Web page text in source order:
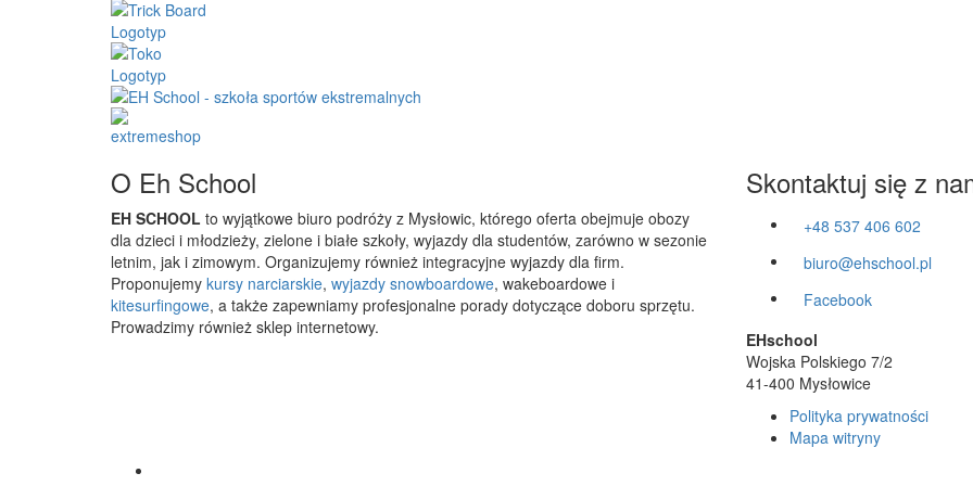
O Eh School
EH SCHOOL to wyjątkowe biuro podróży z Mysłowic, którego oferta obejmuje obozy
dla dzieci i młodzieży, zielone i białe szkoły, wyjazdy dla studentów, zarówno w sezonie
letnim, jak i zimowym. Organizujemy również integracyjne wyjazdy dla firm.
Proponujemy kursy narciarskie, wyjazdy snowboardowe, wakeboardowe i
kitesurfingowe, a także zapewniamy profesjonalne porady dotyczące doboru sprzętu.
Prowadzimy również sklep internetowy.
Skontaktuj się z
+48 537 406 602
biuro@ehschool.pl
Facebook
EHschool
Wojska Polskiego 7/2
41-400 Mysłowice
Polityka prywatności
Mapa witryny